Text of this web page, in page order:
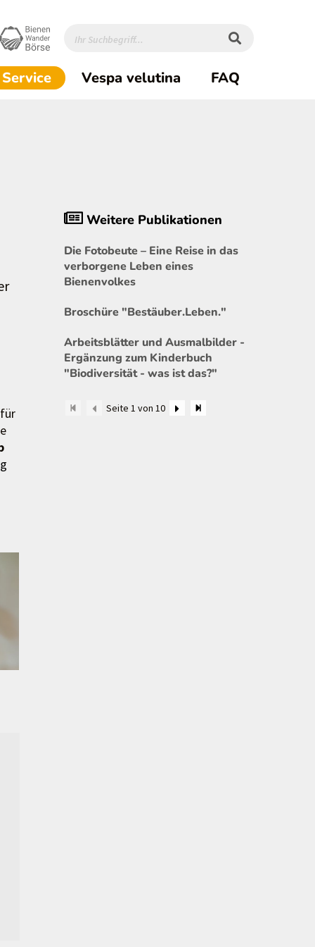
Service(current)1
Vespa velutina FAQ
für
Weitere Publikationen
Die Fotobeute – Eine Reise in das
verborgene Leben eines
Bienenvolkes
Broschüre "Bestäuber.Leben."
Arbeitsblätter und Ausmalbilder -
Ergänzung zum Kinderbuch
"Biodiversität - was ist das?"
Seite 1 von 10